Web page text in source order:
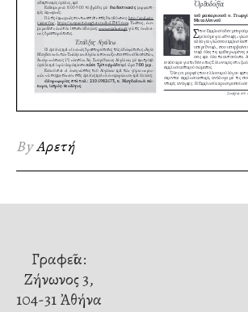
ByΑρετή
Γραφεῖα:
Ζήνωνος 3,
104-31 Ἀθήνα